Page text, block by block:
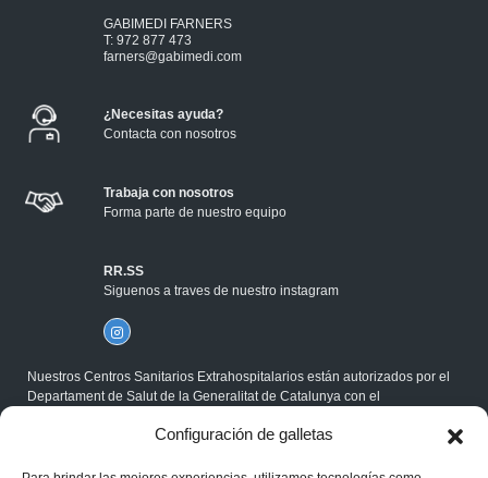
Configuración de galletas
GABIMEDI FARNERS
T: 972 877 473
farners@gabimedi.com
¿Necesitas ayuda?
Contacta con nosotros
Trabaja con nosotros
Forma parte de nuestro equipo
RR.SS
Siguenos a traves de nuestro instagram
Nuestros Centros Sanitarios Extrahospitalarios están autorizados por el
Departament de Salut de la Generalitat de Catalunya con el